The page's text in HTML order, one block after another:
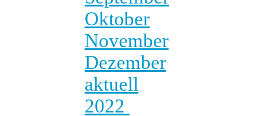
Oktober
November
Dezember
aktuell
2022